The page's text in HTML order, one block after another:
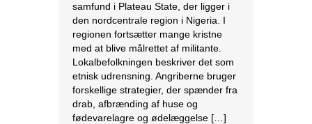
samfund i Plateau State, der ligger i
den nordcentrale region i Nigeria. I
regionen fortsætter mange kristne
med at blive målrettet af militante.
Lokalbefolkningen beskriver det som
etnisk udrensning. Angriberne bruger
forskellige strategier, der spænder fra
drab, afbrænding af huse og
fødevarelagre og ødelæggelse […]